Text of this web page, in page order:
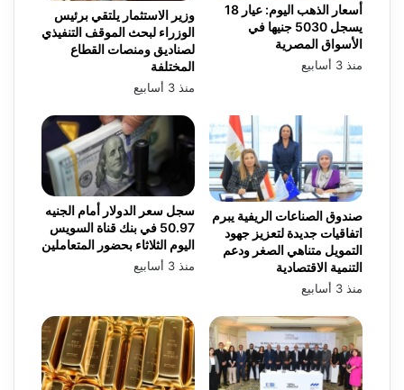
وزير الاستثمار يلتقي برئيس
الوزراء لبحث الموقف التنفيذي
لصناديق ومنصات القطاع
المختلفة
منذ 3 أسابيع
أسعار الذهب اليوم: عيار 18
يسجل 5030 جنيها في
الأسواق المصرية
منذ 3 أسابيع
سجل سعر الدولار أمام الجنيه
50.97 في بنك قناة السويس
اليوم الثلاثاء بحضور المتعاملين
منذ 3 أسابيع
صندوق الصناعات الريفية يبرم
اتفاقيات جديدة لتعزيز جهود
التمويل متناهي الصغر ودعم
التنمية الاقتصادية
منذ 3 أسابيع